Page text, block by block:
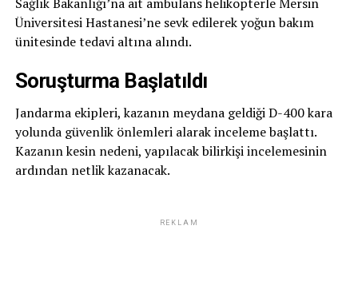
Üniversitesi Hastanesi’ne sevk edilerek yoğun bakım
ünitesinde tedavi altına alındı.
Soruşturma Başlatıldı
Jandarma ekipleri, kazanın meydana geldiği D-400 kara
yolunda güvenlik önlemleri alarak inceleme başlattı.
Kazanın kesin nedeni, yapılacak bilirkişi incelemesinin
ardından netlik kazanacak.
REKLAM